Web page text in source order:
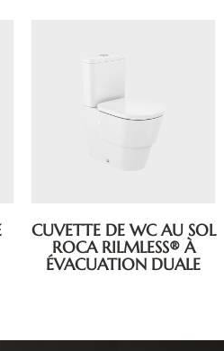
CUVETTE DE WC AU SOL
ROCA RILMLESS® À
ÉVACUATION DUALE